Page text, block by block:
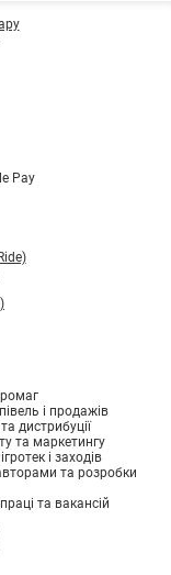
і продажів
дистрибуції
та маркетингу
і заходів
та розробки
та вакансій